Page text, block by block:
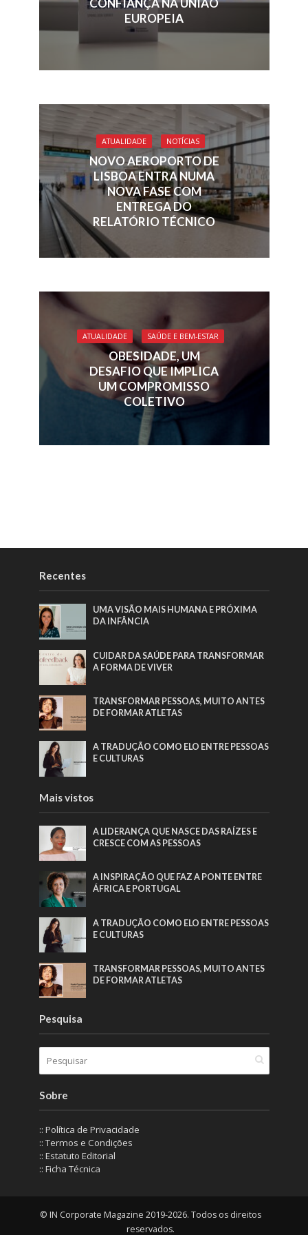
CONFIANÇA NA UNIÃO
EUROPEIA
ATUALIDADE NOTÍCIAS
NOVO AEROPORTO DE
LISBOA ENTRA NUMA
NOVA FASE COM
ENTREGA DO
RELATÓRIO TÉCNICO
ATUALIDADE SAÚDE E BEM-ESTAR
OBESIDADE, UM
DESAFIO QUE IMPLICA
UM COMPROMISSO
COLETIVO
Recentes
UMA VISÃO MAIS HUMANA E PRÓXIMA
DA INFÂNCIA
CUIDAR DA SAÚDE PARA TRANSFORMAR
A FORMA DE VIVER
TRANSFORMAR PESSOAS, MUITO ANTES
DE FORMAR ATLETAS
A TRADUÇÃO COMO ELO ENTRE PESSOAS
E CULTURAS
Mais vistos
A LIDERANÇA QUE NASCE DAS RAÍZES E
CRESCE COM AS PESSOAS
A INSPIRAÇÃO QUE FAZ A PONTE ENTRE
ÁFRICA E PORTUGAL
A TRADUÇÃO COMO ELO ENTRE PESSOAS
E CULTURAS
TRANSFORMAR PESSOAS, MUITO ANTES
DE FORMAR ATLETAS
Pesquisa
Sobre
:: Política de Privacidade
:: Termos e Condições
:: Estatuto Editorial
:: Ficha Técnica
© IN Corporate Magazine 2019-2026. Todos os direitos
reservados.